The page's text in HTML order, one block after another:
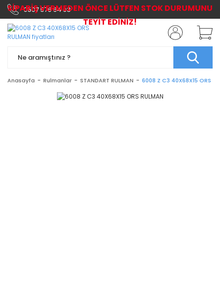
0507 576 64 03
Anasayfa Rulmanlar STANDART RULMAN 6008 Z C3 40X68X15 ORS
SİPARİŞ VERMEDEN ÖNCE LÜTFEN STOK DURUMUNU
TEYİT EDİNİZ!